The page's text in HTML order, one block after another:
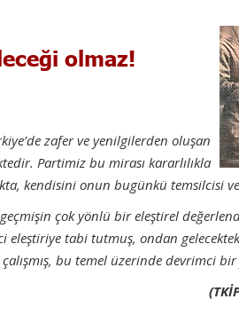
olmaz!
zafer ve yenilgilerden oluşan
Partimiz bu mirası kararlılıkla
kendisini onun bugünkü temsilcisi ve
çok yönlü bir eleştirel
tabi tutmuş, ondan
çalışmış, bu temel üzerinde devrimci